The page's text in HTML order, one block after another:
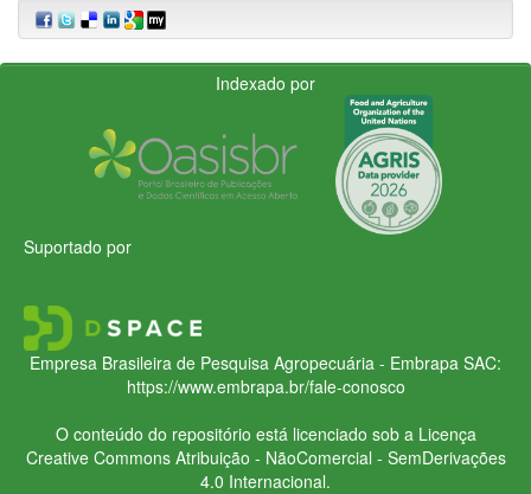
Indexado por
Suportado por
Empresa Brasileira de Pesquisa Agropecuária - Embrapa SAC:
https://www.embrapa.br/fale-conosco
O conteúdo do repositório está licenciado sob a Licença
Creative CommonsAtribuição - NãoComercial - SemDerivações
4.0 Internacional.